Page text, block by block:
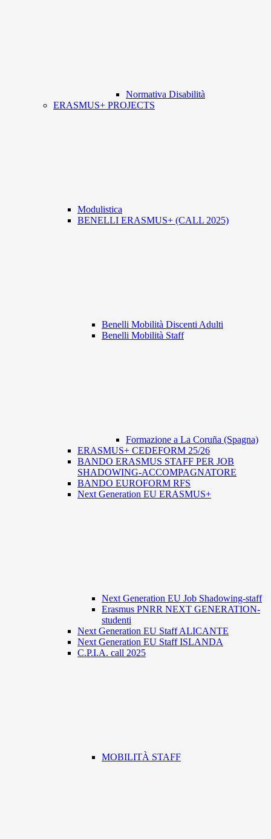
Normativa Disabilità
ERASMUS+ PROJECTS
Modulistica
BENELLI ERASMUS+ (CALL 2025)
Benelli Mobilità Discenti Adulti
Benelli Mobilità Staff
Formazione a La Coruña (Spagna)
ERASMUS+ CEDEFORM 25/26
BANDO ERASMUS STAFF PER JOB
SHADOWING-ACCOMPAGNATORE
BANDO EUROFORM RFS
Next Generation EU ERASMUS+
Next Generation EU Job Shadowing-staff
Erasmus PNRR NEXT GENERATION-
studenti
Next Generation EU Staff ALICANTE
Next Generation EU Staff ISLANDA
C.P.I.A. call 2025
MOBILITÀ STAFF